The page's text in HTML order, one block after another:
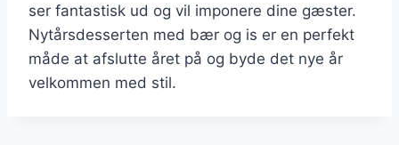
ser fantastisk ud og vil imponere dine gæster.
Nytårsdesserten med bær og is er en perfekt
måde at afslutte året på og byde det nye år
velkommen med stil.